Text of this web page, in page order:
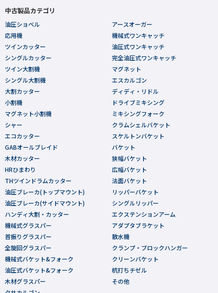
中古製品カテゴリ
油圧ショベル
応用機
ツインカッター
シングルカッター
ツイン大割機
シングル大割機
大割カッター
小割機
マグネット小割機
シャー
エコカッター
GABオールブレイド
木材カッター
HRひまわり
THツインドラムカッター
油圧ブレーカ(トップマウント)
油圧ブレーカ(サイドマウント)
ハンディ大割・カッター
機械式グラスパー
首振りグラスパー
全旋回グラスパー
機械式バケット&フォーク
油圧式バケット&フォーク
木材グラスパー
アースオーガー
機械式ワンキャッチ
油圧式ワンキャッチ
完全油圧式ワンキャッチ
マグネット
エスカルゴン
ディディ・リドル
ドライブミキシング
ミキシングフォーク
クラムシェルバケット
スケルトンバケット
バケット
狭幅バケット
広幅バケット
法面バケット
リッパーバケット
シングルリッパー
エクステンションアーム
アダプタブラケット
散水機
クランプ・ブロックハンガー
クリーンバケット
杭打ちチゼル
その他